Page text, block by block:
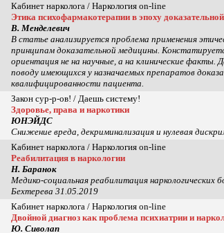
Кабинет нарколога / Наркология on-line
Этика психофармакотерапии в эпоху
В. Менделевич
В статье анализируется проблема применения
принципам доказательной медицины.
ориентация не на научные, а на клинические факты.
поводу имеющихся у назначаемых препаратов
квалифицированности пациента.
Закон сур-р-ов! / Даешь систему!
Здоровье, права и наркотики
ЮНЭЙДС
Снижение вреда, декриминализация и нулевая
Кабинет нарколога / Наркология on-line
Реабилитация в наркологии
Н. Баранок
Медико-социальная реабилитация наркологических
Бехтерева 31.05.2019
Кабинет нарколога / Наркология on-line
Двойной диагноз как проблема психиатрии и
Ю. Сиволап